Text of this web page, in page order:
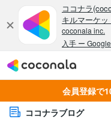
会員登録で
ココナラブログ